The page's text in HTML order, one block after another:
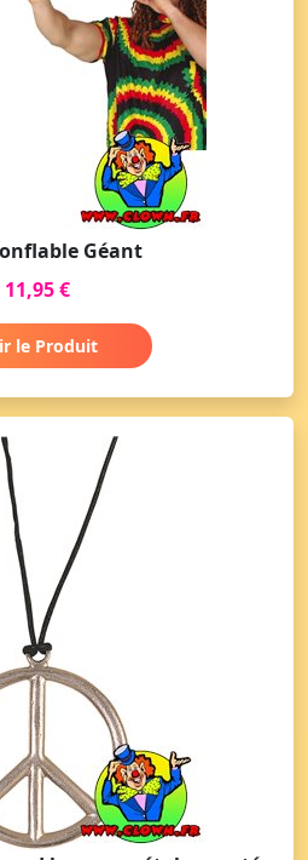
Géant
11,95 €
le Produit